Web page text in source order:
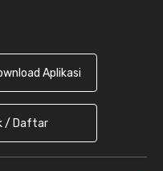
Aplikasi
/ Daftar